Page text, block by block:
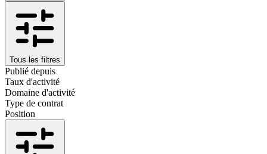
Tous les filtres
Publié depuis
Taux d'activité
Domaine d'activité
Type de contrat
Position